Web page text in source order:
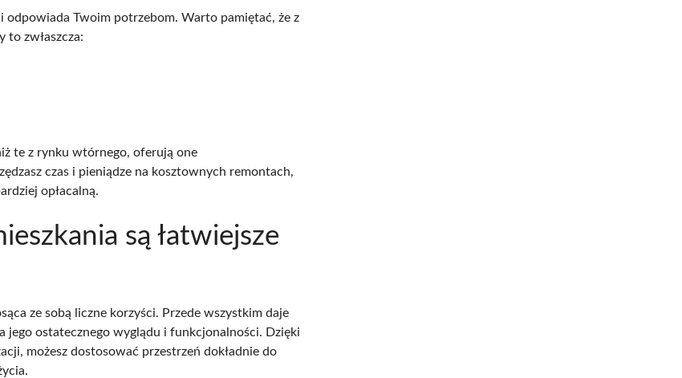
odpowiada Twoim potrzebom. Warto pamiętać, że z
to zwłaszcza:
te z rynku wtórnego, oferują one
czas i pieniądze na kosztownych remontach,
opłacalną.
są łatwiejsze
ze sobą liczne korzyści. Przede wszystkim daje
jego ostatecznego wyglądu i funkcjonalności. Dzięki
możesz dostosować przestrzeń dokładnie do